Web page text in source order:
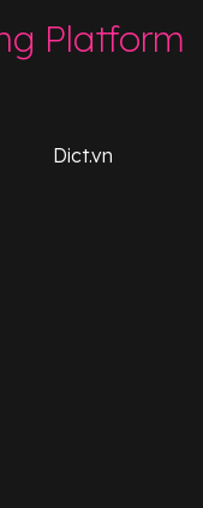
Platform
Dict.vn